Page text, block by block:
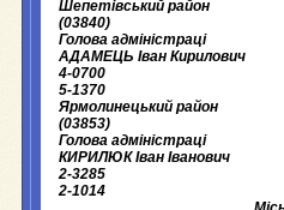
Шепетівський район
(03840)
Голова адміністраці
АДАМЕЦЬ Іван Кирилович
4-0700
5-1370
Ярмолинецький район
(03853)
Голова адміністраці
КИРИЛЮК Іван Іванович
2-3285
2-1014